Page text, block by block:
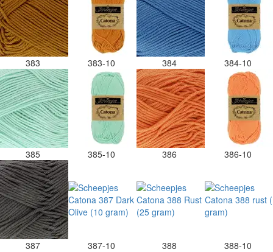
383 383-10 384 384-10
385 385-10 386 386-10
387 387-10 388 388-10